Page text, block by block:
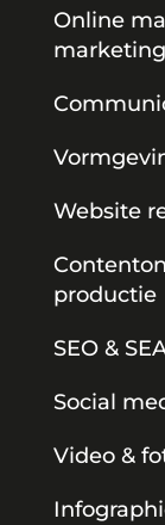
Online
Website
productie
SEO &
Social
Video &